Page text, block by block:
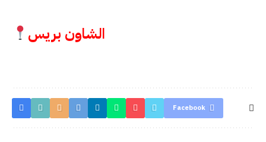
الشاون بريس
Facebook